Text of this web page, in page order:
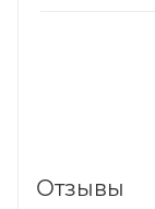
Отзывы